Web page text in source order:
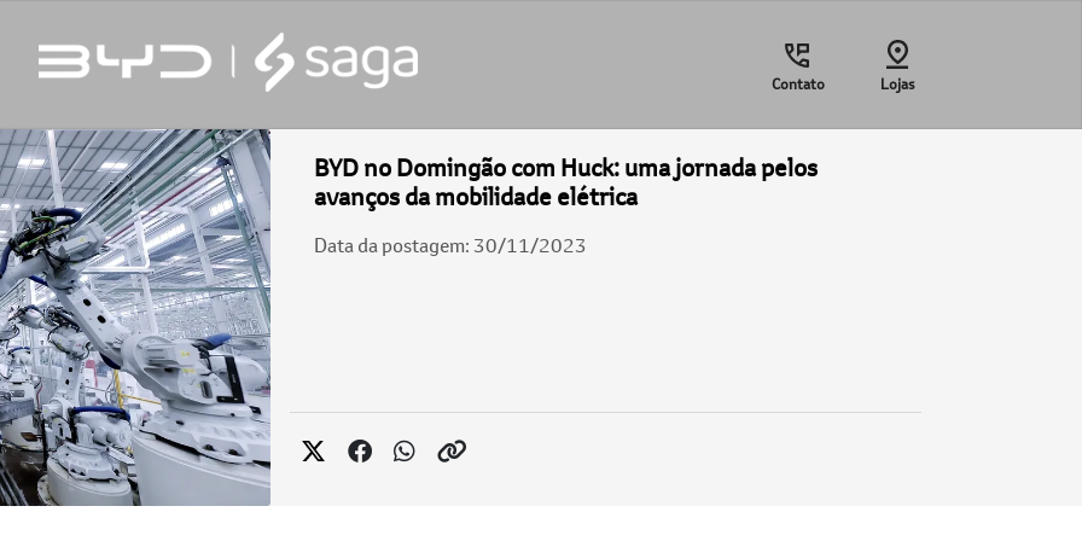
Contato Lojas
BYD no Domingão com Huck: uma jornada pelos
avanços da mobilidade elétrica
Data da postagem: 30/11/2023